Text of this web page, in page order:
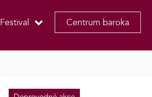
Festival Centrum baroka